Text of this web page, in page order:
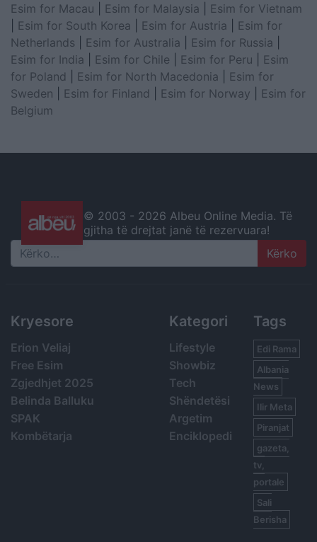
Esim for Macau
Esim for Malaysia
Esim for Vietnam
Esim for South Korea Esim for Austria
Esim for
Netherlands
Esim for Australia Esim for Russia
Esim for India
Esim for Chile Esim for Peru
Esim
for Poland
Esim for North Macedonia
Esim for
Sweden
Esim for Finland Esim for Norway
Esim for
Belgium
© 2003 - 2026 Albeu Online Media. Të
gjitha të drejtat janë të rezervuara!
Search
Kryesore
Erion Veliaj
Free Esim
Zgjedhjet 2025
Belinda Balluku
SPAK
Kombëtarja
Kategori
Lifestyle
Showbiz
Tech
Shëndetësi
Argetim
Enciklopedi
Tags
Edi Rama
Albania
News
Ilir Meta
Piranjat
gazeta,
tv,
portale
Sali
Berisha